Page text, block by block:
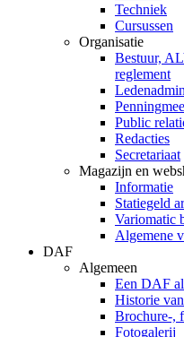
Techniek
Cursussen
Organisatie
Bestuur,
reglement
Public
Redacties
Secretariaat
Magazijn en
Informatie
Statiegeld
Variomatic
Algemene
DAF
Algemeen
Een DAF
Historie
Brochure-,
Fotogalerij